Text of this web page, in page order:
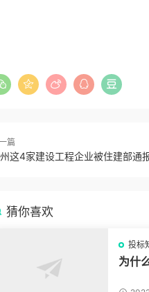
篇
这4家建设工程企业被住建部通
猜你喜欢
投标
为什